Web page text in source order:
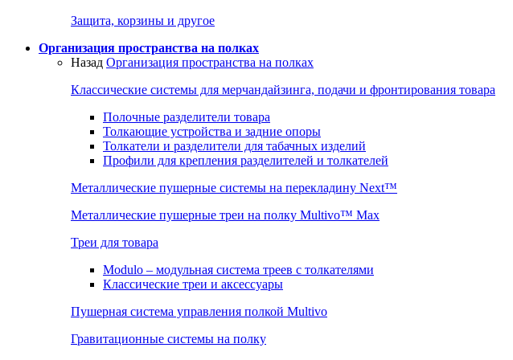
Защита, корзины и другое
Организация пространства на полках
Назад Организация пространства на полках
Классические системы для мерчандайзинга, подачи и фронтирования товара
Полочные разделители товара
Толкающие устройства и задние опоры
Толкатели и разделители для табачных изделий
Профили для крепления разделителей и толкателей
Металлические пушерные системы на перекладину Next™
Металлические пушерные треи на полку Multivo™ Max
Треи для товара
Modulo – модульная система треев с толкателями
Классические треи и аксессуары
Пушерная система управления полкой Multivo
Гравитационные системы на полку